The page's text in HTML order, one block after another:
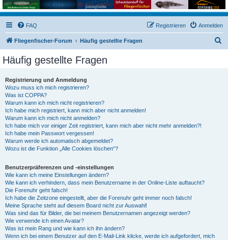
FAQ Anmelden
Registrieren
Fliegenfischer-Forum Häufig gestellte Fragen
Häufig gestellte Fragen
Registrierung und Anmeldung
Wozu muss ich mich registrieren?
Was ist COPPA?
Warum kann ich mich nicht registrieren?
Ich habe mich registriert, kann mich aber nicht anmelden!
Warum kann ich mich nicht anmelden?
Ich habe mich vor einiger Zeit registriert, kann mich aber nicht mehr anmelden?!
Ich habe mein Passwort vergessen!
Warum werde ich automatisch abgemeldet?
Wozu ist die Funktion „Alle Cookies löschen“?
Benutzerpräferenzen und -einstellungen
Wie kann ich meine Einstellungen ändern?
Wie kann ich verhindern, dass mein Benutzername in der Online-Liste auftaucht?
Die Forenuhr geht falsch!
Ich habe die Zeitzone eingestellt, aber die Forenuhr geht immer noch falsch!
Meine Sprache steht auf diesem Board nicht zur Auswahl!
Was sind das für Bilder, die bei meinem Benutzernamen angezeigt werden?
Wie verwende ich einen Avatar?
Was ist mein Rang und wie kann ich ihn ändern?
Wenn ich bei einem Benutzer auf den E-Mail-Link klicke, werde ich aufgefordert, mich